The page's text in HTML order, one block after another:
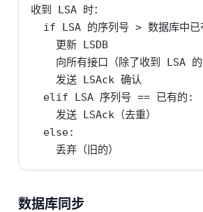
收到 LSA 时：
if LSA 的序列号 > 数据库中已
    更新 LSDB
向所有接口（除了收到 LSA
    发送 LSAck 确认
  elif LSA 序列号 == 已有的:
    发送 LSAck（去重）
  else:
    丢弃（旧的）
数据库同步